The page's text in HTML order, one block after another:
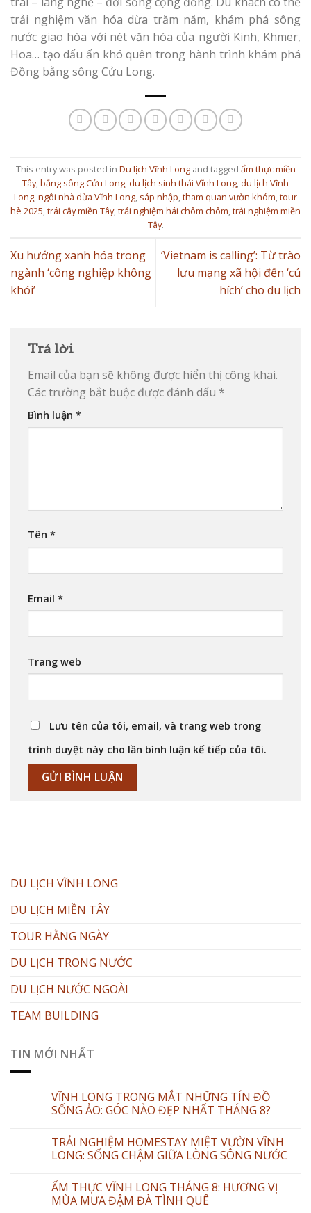
trải nghiệm văn hóa dừa trăm năm, khám phá sông
nước giao hòa với nét văn hóa của người Kinh, Khmer,
Hoa… tạo dấu ấn khó quên trong hành trình khám phá
Đồng bằng sông Cửu Long.
This entry was posted in Du lịch Vĩnh Longand tagged ẩm thực miền
Tây,bằng sông Cửu Long, du lịch sinh thái Vĩnh Long, du lịch Vĩnh
Long,ngôi nhà dừa Vĩnh Long, sáp nhập,tham quan vườn khóm,tour
hè 2025,trái cây miền Tây,trải nghiệm hái chôm chôm,trải nghiệm miền
Tây.
Xu hướng xanh hóa trong
ngành ‘công nghiệp không
khói’
‘Vietnam is calling’: Từ trào
lưu mạng xã hội đến ‘cú
hích’ cho du lịch
Trả lời
Email của bạn sẽ không được hiển thị công khai.
Các trường bắt buộc được đánh dấu *
Bình luận *
Tên *
Email *
Trang web
Lưu tên của tôi, email, và trang web trong
trình duyệt này cho lần bình luận kế tiếp của tôi.
DU LỊCH VĨNH LONG
DU LỊCH MIỀN TÂY
TOUR HẰNG NGÀY
DU LỊCH TRONG NƯỚC
DU LỊCH NƯỚC NGOÀI
TEAM BUILDING
TIN MỚI NHẤT
VĨNH LONG TRONG MẮT NHỮNG TÍN ĐỒ
SỐNG ẢO: GÓC NÀO ĐẸP NHẤT THÁNG 8?
TRẢI NGHIỆM HOMESTAY MIỆT VƯỜN VĨNH
LONG: SỐNG CHẬM GIỮA LÒNG SÔNG NƯỚC
ẨM THỰC VĨNH LONG THÁNG 8: HƯƠNG VỊ
MÙA MƯA ĐẬM ĐÀ TÌNH QUÊ